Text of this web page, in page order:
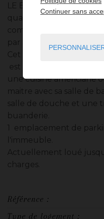
LE BETTINA est une
quartier du Jardin
commerces et à
par ascenseur.
Cet appartement de 4
est composé d'une
une cuisine americiane
maitre avec sa salle de
salle de douche et une
buanderie.
1 emplacement de
l'immeuble.
Actuellement loué
charges.
Référence :
Type de logement :
Continuer sans